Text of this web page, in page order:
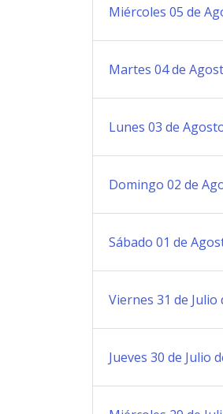
Miércoles 05 de
Martes 04 de
Lunes 03 de
Domingo 02 de
Sábado 01 de
Viernes 31 de Julio
Jueves 30 de Julio